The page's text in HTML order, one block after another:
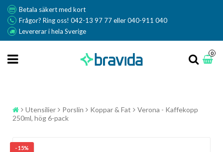
Betala säkert med kort
Frågor? Ring oss! 042-13 97 77 eller 040-911 040
Levererar i hela Sverige
0
Utensilier Porslin Koppar & Fat
Verona - Kaffekopp
250ml, hög 6-pack
- 15%